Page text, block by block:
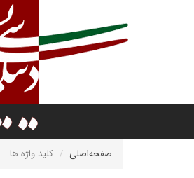
صفحه‌اصلی کلید واژه ها